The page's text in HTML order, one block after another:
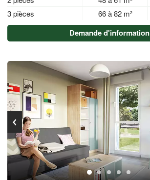
3 pièces 66 à 82 m²
Demande d'information